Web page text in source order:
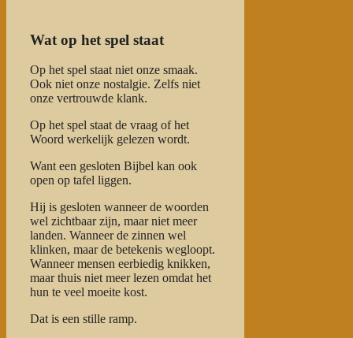
Wat op het spel staat
Op het spel staat niet onze smaak.
Ook niet onze nostalgie. Zelfs niet
onze vertrouwde klank.
Op het spel staat de vraag of het
Woord werkelijk gelezen wordt.
Want een gesloten Bijbel kan ook
open op tafel liggen.
Hij is gesloten wanneer de woorden
wel zichtbaar zijn, maar niet meer
landen. Wanneer de zinnen wel
klinken, maar de betekenis wegloopt.
Wanneer mensen eerbiedig knikken,
maar thuis niet meer lezen omdat het
hun te veel moeite kost.
Dat is een stille ramp.